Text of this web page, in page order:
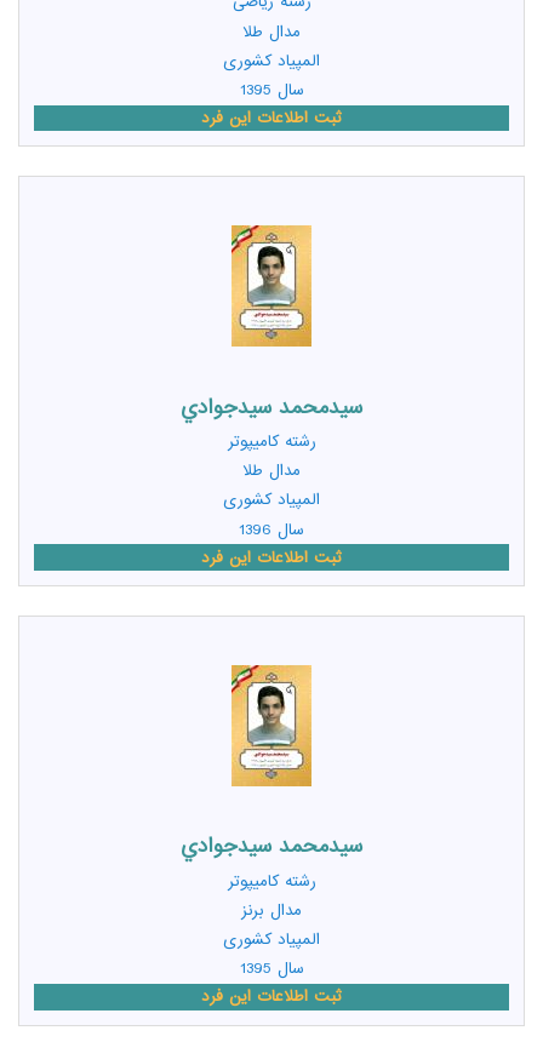
مدال طلا
المپیاد کشوری
سال 1395
ثبت اطلاعات این فرد
سيدمحمد سيدجوادي
رشته کامیپوتر
مدال طلا
المپیاد کشوری
سال 1396
ثبت اطلاعات این فرد
سيدمحمد سيدجوادي
رشته کامیپوتر
مدال برنز
المپیاد کشوری
سال 1395
ثبت اطلاعات این فرد